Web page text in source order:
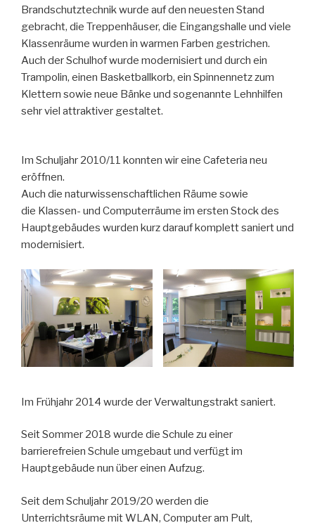
Brandschutztechnik wurde auf den neuesten Stand
gebracht, die Treppenhäuser, die Eingangshalle und viele
Klassenräume wurden in warmen Farben gestrichen.
Auch der Schulhof wurde modernisiert und durch ein
Trampolin, einen Basketballkorb, ein Spinnennetz zum
Klettern sowie neue Bänke und sogenannte Lehnhilfen
sehr viel attraktiver gestaltet.
Im Schuljahr 2010/11 konnten wir eine Cafeteria neu
eröffnen.
Auch die naturwissenschaftlichen Räume sowie
die Klassen- und Computerräume im ersten Stock des
Hauptgebäudes wurden kurz darauf komplett saniert und
modernisiert.
Im Frühjahr 2014 wurde der Verwaltungstrakt saniert.
Seit Sommer 2018 wurde die Schule zu einer
barrierefreien Schule umgebaut und verfügt im
Hauptgebäude nun über einen Aufzug.
Seit dem Schuljahr 2019/20 werden die
Unterrichtsräume mit WLAN, Computer am Pult,